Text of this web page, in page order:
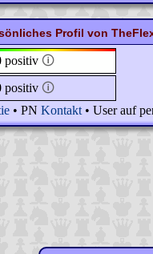
Profil von
positiv 🛈
positiv 🛈
• PN Kontakt • User auf